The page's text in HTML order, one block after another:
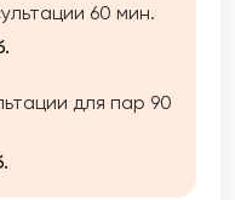
60 мин.
для пар 90